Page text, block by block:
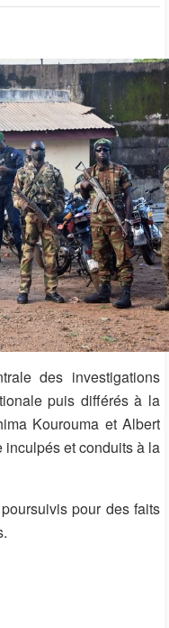
des investigations
puis différés à la
Kourouma et Albert
inculpés et conduits à la
pour des faits